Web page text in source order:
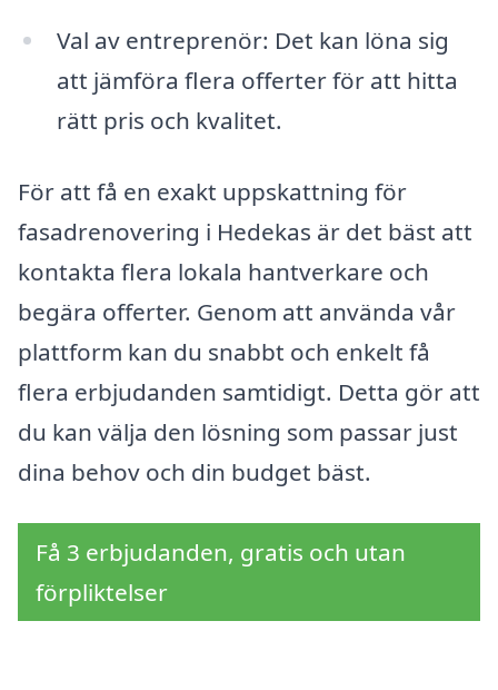
Val av entreprenör: Det kan löna sig
att jämföra flera offerter för att hitta
rätt pris och kvalitet.
För att få en exakt uppskattning för
fasadrenovering i Hedekas är det bäst att
kontakta flera lokala hantverkare och
begära offerter. Genom att använda vår
plattform kan du snabbt och enkelt få
flera erbjudanden samtidigt. Detta gör att
du kan välja den lösning som passar just
dina behov och din budget bäst.
Få 3 erbjudanden, gratis och utan
förpliktelser